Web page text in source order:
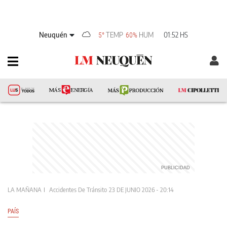
Neuquén 5° TEMP 60% HUM 01:52 HS
LA MAÑANA Accidentes De Tránsito 23 DE JUNIO 2026 - 20:14
PAÍS